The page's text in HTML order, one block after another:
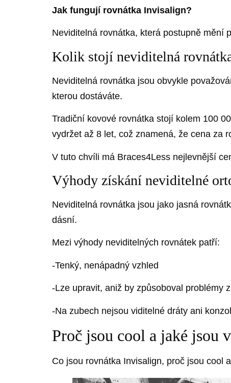
Jak fungují rovnátka Invisalign?
Neviditelná rovnátka, která postupně mění
Kolik stojí neviditelná
Neviditelná rovnátka jsou obvykle
kterou dostáváte.
Tradiční kovové rovnátka stojí kolem 100
vydržet až 8 let, což znamená, že cena za
V tuto chvíli má Braces4Less nejlevnější
Výhody získání neviditelné
Neviditelná rovnátka jsou jako jasná
dásní.
Mezi výhody neviditelných rovnátek patří:
-Tenký, nenápadný vzhled
-Lze upravit, aniž by způsoboval problémy
-Na zubech nejsou viditelné dráty ani
Proč jsou cool a jaké jsou
Co jsou rovnátka Invisalign, proč jsou cool